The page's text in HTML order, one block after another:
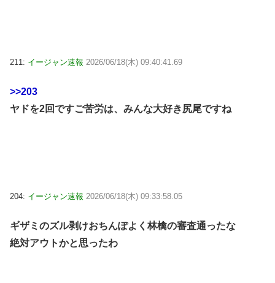
211: イージャン速報 2026/06/18(木) 09:40:41.69
>>203
ヤドを2回ですご苦労は、みんな大好き尻尾ですね
204: イージャン速報 2026/06/18(木) 09:33:58.05
ギザミのズル剥けおちんぽよく林檎の審査通ったな
絶対アウトかと思ったわ